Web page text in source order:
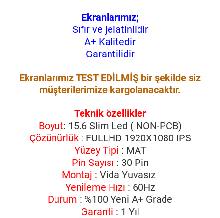
Ekranlarımız;
Sıfır ve jelatinlidir
A+ Kalitedir
Garantilidir
EkranlarımızTEST EDİLMİŞ bir şekilde siz
müşterilerimize kargolanacaktır.
Teknik özellikler
Boyut: 15.6 Slim Led ( NON-PCB)
Çözünürlük: FULLHD 1920X1080 IPS
Yüzey Tipi : MAT
Pin Sayısı : 30 Pin
Montaj : Vida Yuvasız
Yenileme Hızı : 60Hz
Durum : %100 Yeni A+ Grade
Garanti : 1 Yıl